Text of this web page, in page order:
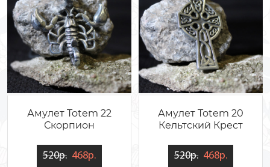
Амулет Totem 22
Скорпион
520р. 468р.
Амулет Totem 20
Кельтский Крест
520р. 468р.